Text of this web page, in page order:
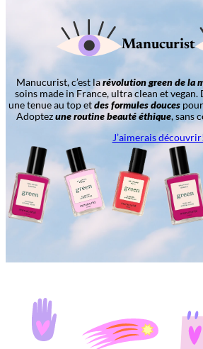
Manucurist
Manucurist, c’est larévolution green de la
soins made in France, ultra clean et
une tenue au top etdes formules douces
Adoptezune routine beauté éthique, sans
J’aimerais